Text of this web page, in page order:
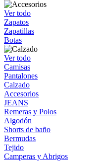
Ver todo
Zapatos
Zapatillas
Botas
Ver todo
Camisas
Pantalones
Calzado
Accesorios
JEANS
Remeras y Polos
Algodón
Shorts de baño
Bermudas
Tejido
Camperas y Abrigos